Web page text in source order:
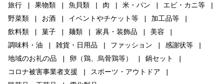
旅行 果物類 魚貝類 肉 米・パン
エビ・カニ等
野菜類
お酒 イベントやチケット等
加工品等
飲料類
菓子 麺類 家具・装飾品
美容
調味料・油
雑貨・日用品 ファッション
感謝状等
地域のお礼の品
卵（鶏、烏骨鶏等）
鍋セット
コロナ被害事業者支援
スポーツ・アウトドア